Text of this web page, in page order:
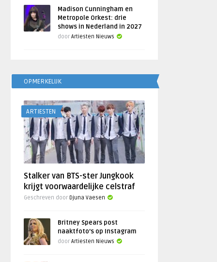
Madison Cunningham en
Metropole Orkest: drie
shows in Nederland in 2027
doorArtiesten Nieuws
OPMERKELIJK
ARTIESTEN
Stalker van BTS-ster Jungkook
krijgt voorwaardelijke celstraf
Geschreven door Djuna Vaesen
Britney Spears post
naaktfoto’s op Instagram
doorArtiesten Nieuws